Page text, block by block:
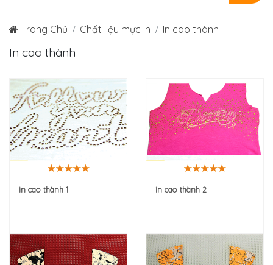
Trang Chủ Chất liệu mực in In cao thành
In cao thành
in cao thành 1 in cao thành 2